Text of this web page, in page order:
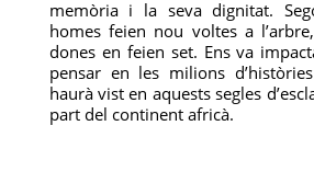
memòria i la seva dignitat.
homes feien nou voltes a
dones en feien set. Ens va
pensar en les milions
haurà vist en aquests segles
part del continent africà.